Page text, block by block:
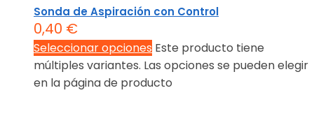
Sonda de Aspiración con Control
0,40 €
Seleccionar opciones Este producto tiene
múltiples variantes. Las opciones se pueden elegir
en la página de producto